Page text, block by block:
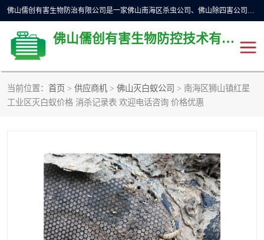
佛山儒创有害生物防治有限公司是一家佛山南海区杀虫公司、佛山除四害公司、佛山灭白蚁公司、佛山白蚁防治公司，让您远离虫害困扰。要问佛山白蚁防治哪家好？佛山儒创有害生物防治有限公司全佛山、广州，正规公司，上门勘查，可靠，售后有保障。
佛山儒创有害生物防控技术有限公司
当前位置： 首页 > 供应商机 > 佛山灭白蚁公司 > 南海区狮山镇红星
工业区灭白蚁价格 消杀记录表 欢迎电话咨询 价格优惠
除四害公司 佛山杀虫
佛山灭白蚁公司 佛山杀虫公司
佛山除四害公司 灭鼠
灭蜱虫 消杀